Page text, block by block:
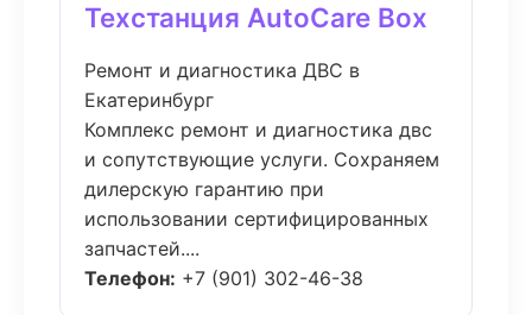
Техстанция AutoCare Box
Ремонт и диагностика ДВС в
Екатеринбург
Комплекс ремонт и диагностика двс
и сопутствующие услуги. Сохраняем
дилерскую гарантию при
использовании сертифицированных
запчастей....
Телефон: +7 (901) 302-46-38